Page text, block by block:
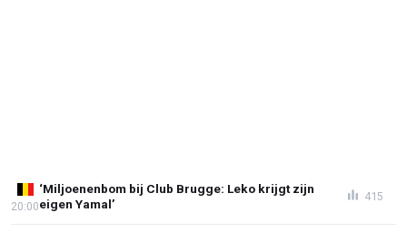
‘Miljoenenbom bij Club Brugge: Leko krijgt zijn
eigen Yamal’
20:00
415